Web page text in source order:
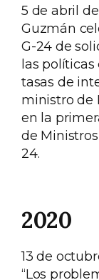
5 de abril
Guzmán
G-24 de
las
tasas de
ministro de
en la
de
24.
2020
13 de
“Los